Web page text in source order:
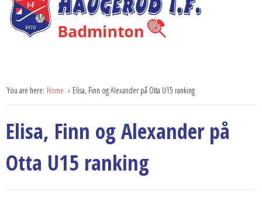
You are here: Home Elisa, Finn og Alexander på Otta U15 ranking
Elisa, Finn og Alexander på
Otta U15 ranking